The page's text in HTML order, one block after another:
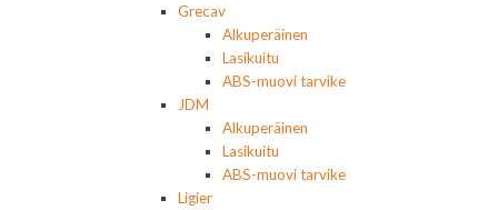
Grecav
Alkuperäinen
Lasikuitu
ABS-muovi tarvike
JDM
Alkuperäinen
Lasikuitu
ABS-muovi tarvike
Ligier